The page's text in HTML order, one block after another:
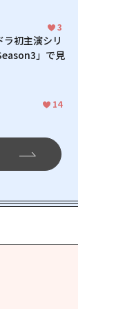
3
初主演シリ
」で見
14